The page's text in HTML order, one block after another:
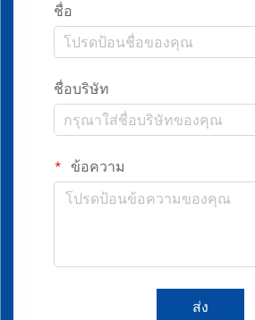
ชื่อ
ชื่อบริษัท
ข้อความ
ส่ง